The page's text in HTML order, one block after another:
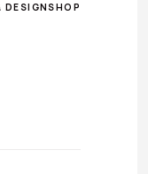
DESIGNSHOP